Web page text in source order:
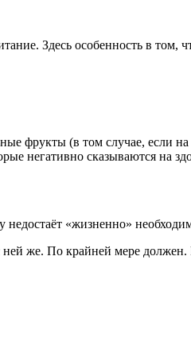
Здесь особенность в
фрукты (в том случае,
негативно сказываются на
«жизненно»
же. По крайней мере должен.